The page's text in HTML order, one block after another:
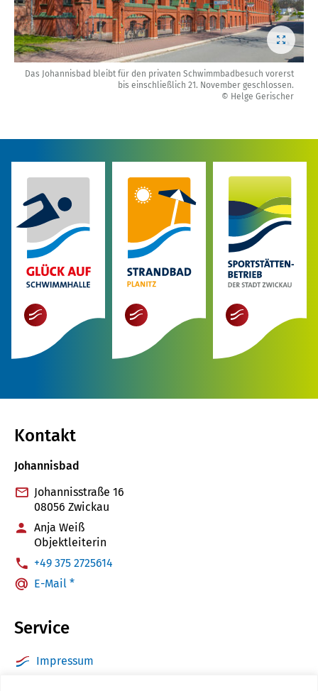
Das Johannisbad bleibt für den privaten Schwimmbadbesuch vorerst
bis einschließlich 21. November geschlossen.
© Helge Gerischer
mehr mehr mehr
Kontakt
Johannisbad
Johannisstraße 16
08056 Zwickau
Anja Weiß
Objektleiterin
:+49 375 2725614
E-Mail *
Service
Impressum